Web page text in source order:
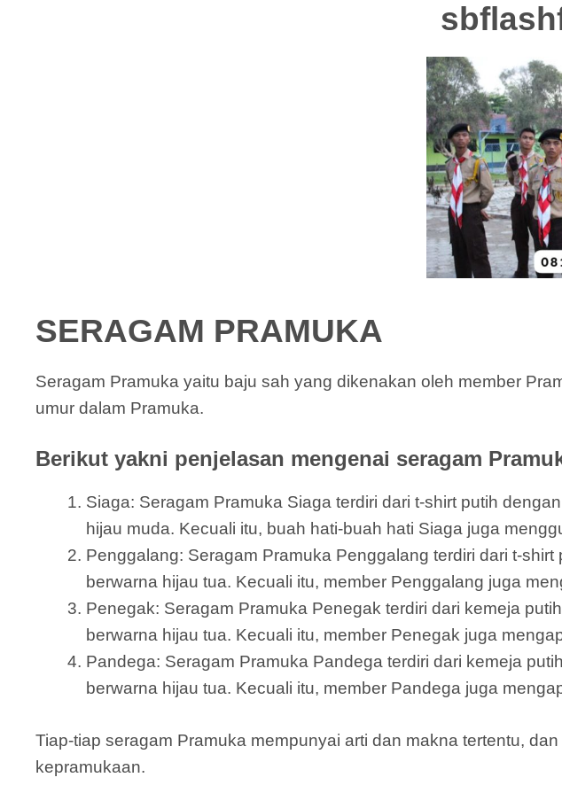
SERAGAM PRAMUKA
Seragam Pramuka yaitu baju sah yang dikenakan oleh member
umur dalam Pramuka.
Berikut yakni penjelasan mengenai seragam
Siaga: Seragam Pramuka Siaga terdiri dari t-shirt putih
hijau muda. Kecuali itu, buah hati-buah hati Siaga juga
Penggalang: Seragam Pramuka Penggalang terdiri dari t-
berwarna hijau tua. Kecuali itu, member Penggalang juga
Penegak: Seragam Pramuka Penegak terdiri dari kemeja
berwarna hijau tua. Kecuali itu, member Penegak juga
Pandega: Seragam Pramuka Pandega terdiri dari kemeja
berwarna hijau tua. Kecuali itu, member Pandega juga
Tiap-tiap seragam Pramuka mempunyai arti dan makna tertentu,
kepramukaan.